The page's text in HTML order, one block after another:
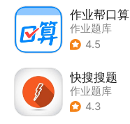
作业帮口算
作业题库
4.5
快搜搜题
作业题库
4.3